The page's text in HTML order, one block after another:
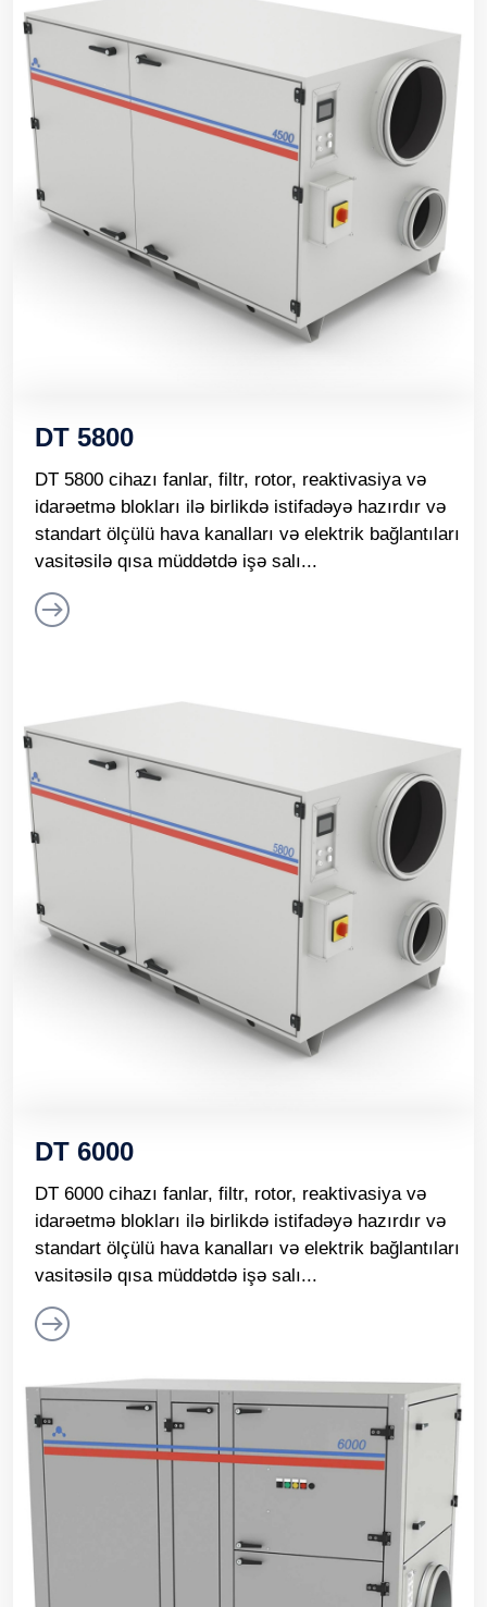
DT 5800
DT 5800 cihazı fanlar, filtr, rotor, reaktivasiya və
idarəetmə blokları ilə birlikdə istifadəyə hazırdır və
standart ölçülü hava kanalları və elektrik bağlantıları
vasitəsilə qısa müddətdə işə salı...
DT 6000
DT 6000 cihazı fanlar, filtr, rotor, reaktivasiya və
idarəetmə blokları ilə birlikdə istifadəyə hazırdır və
standart ölçülü hava kanalları və elektrik bağlantıları
vasitəsilə qısa müddətdə işə salı...